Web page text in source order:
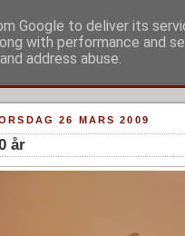
26 MARS 2009
år
Google to deliver its
with performance and
address abuse.